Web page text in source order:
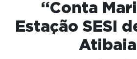
“Conta
Estação SESI
Atibaia